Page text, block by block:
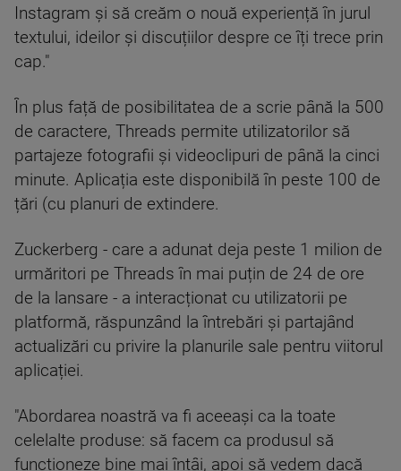
Instagram și să creăm o nouă experiență în jurul
textului, ideilor și discuțiilor despre ce îți trece prin
cap."
În plus față de posibilitatea de a scrie până la 500
de caractere, Threads permite utilizatorilor să
partajeze fotografii și videoclipuri de până la cinci
minute. Aplicația este disponibilă în peste 100 de
țări (cu planuri de extindere.
Zuckerberg - care a adunat deja peste 1 milion de
urmăritori pe Threads în mai puțin de 24 de ore
de la lansare - a interacționat cu utilizatorii pe
platformă, răspunzând la întrebări și partajând
actualizări cu privire la planurile sale pentru viitorul
aplicației.
"Abordarea noastră va fi aceeași ca la toate
celelalte produse: să facem ca produsul să
funcționeze bine mai întâi, apoi să vedem dacă